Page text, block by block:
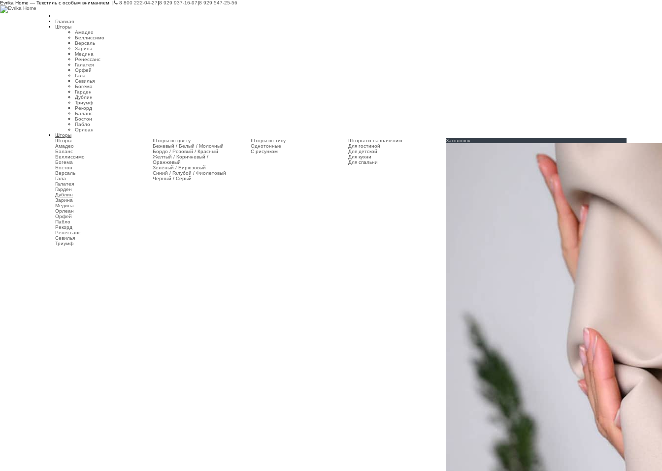
Evrika Home — Текстиль с особым вниманием | 8 800 222-04-27|8 929 937-16-97|8 929 547-25-56
Главная
Шторы
Амадео
Беллиссимо
Версаль
Зарина
Медина
Ренессанс
Галатея
Орфей
Гала
Севилья
Богема
Гарден
Дублин
Триумф
Рекорд
Баланс
Бостон
Пабло
Орлеан
Шторы
Шторы
Амадео
Баланс
Беллиссимо
Богема
Бостон
Версаль
Гала
Галатея
Гарден
Дублин
Зарина
Медина
Орлеан
Орфей
Пабло
Рекорд
Ренессанс
Севилья
Триумф
Шторы по цвету
Бежевый / Белый / Молочный
Бордо / Розовый / Красный
Желтый / Коричневый /
Оранжевый
Зелёный / Бирюзовый
Синий / Голубой / Фиолетовый
Черный / Серый
Шторы по типу
Однотонные
С рисунком
Шторы по назначению
Для гостиной
Для детской
Для кухни
Для спальни
Заголовок